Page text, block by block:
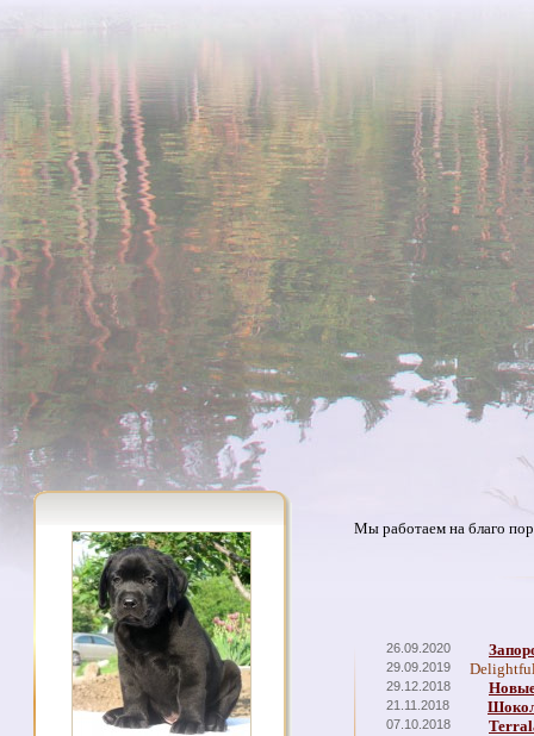
Мы работаем на благо
26.09.2020
29.09.2019
29.12.2018
21.11.2018
07.10.2018